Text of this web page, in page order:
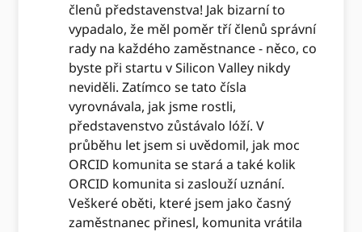
členů představenstva! Jak bizarní to
vypadalo, že měl poměr tří členů správní
rady na každého zaměstnance - něco, co
byste při startu v Silicon Valley nikdy
neviděli. Zatímco se tato čísla
vyrovnávala, jak jsme rostli,
představenstvo zůstávalo lóží. V
průběhu let jsem si uvědomil, jak moc
ORCID komunita se stará a také kolik
ORCID komunita si zaslouží uznání.
Veškeré oběti, které jsem jako časný
zaměstnanec přinesl, komunita vrátila